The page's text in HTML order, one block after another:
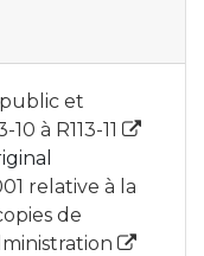
et
à R113-11
relative à la
de